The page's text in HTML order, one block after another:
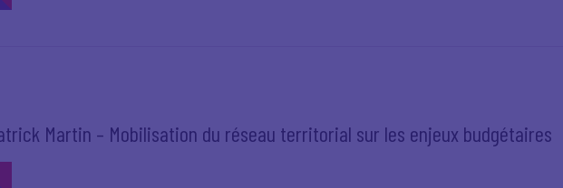
Martin – Mobilisation du réseau territorial sur les enjeux budgétaires